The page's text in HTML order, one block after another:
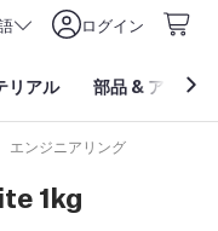
ログイン
リアル 部品 & アクセ
エンジニアリング
1kg